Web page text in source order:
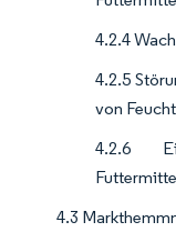
4.2.4
4.2.5
von
4.2.6
4.3